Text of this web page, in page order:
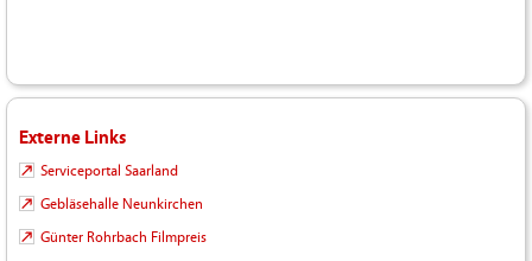
Externe Links
Serviceportal Saarland
Gebläsehalle Neunkirchen
Günter Rohrbach Filmpreis